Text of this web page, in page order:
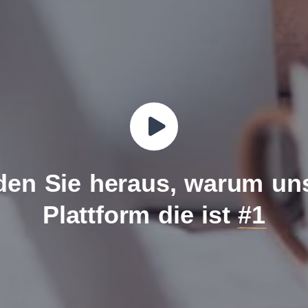
Sie heraus, warum
Plattform die ist#1